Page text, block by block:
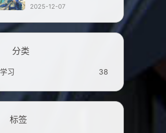
2025-12-07
分类
学习 38
标签